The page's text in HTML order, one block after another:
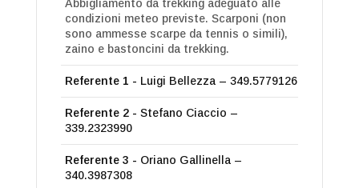
Abbigliamento da trekking adeguato alle
condizioni meteo previste. Scarponi (non
sono ammesse scarpe da tennis o simili),
zaino e bastoncini da trekking.
Referente 1 - Luigi Bellezza – 349.5779126
Referente 2 - Stefano Ciaccio –
339.2323990
Referente 3 - Oriano Gallinella –
340.3987308